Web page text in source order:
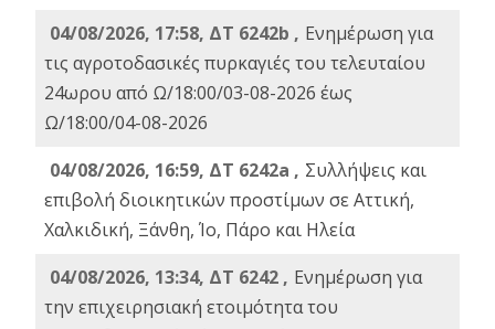
04/08/2026, 17:58, ΔΤ 6242b , Ενημέρωση για
τις αγροτοδασικές πυρκαγιές του τελευταίου
24ωρου από Ω/18:00/03-08-2026 έως
Ω/18:00/04-08-2026
04/08/2026, 16:59, ΔΤ 6242a , Συλλήψεις και
επιβολή διοικητικών προστίμων σε Αττική,
Χαλκιδική, Ξάνθη, Ίο, Πάρο και Ηλεία
04/08/2026, 13:34, ΔΤ 6242 , Ενημέρωση για
την επιχειρησιακή ετοιμότητα του